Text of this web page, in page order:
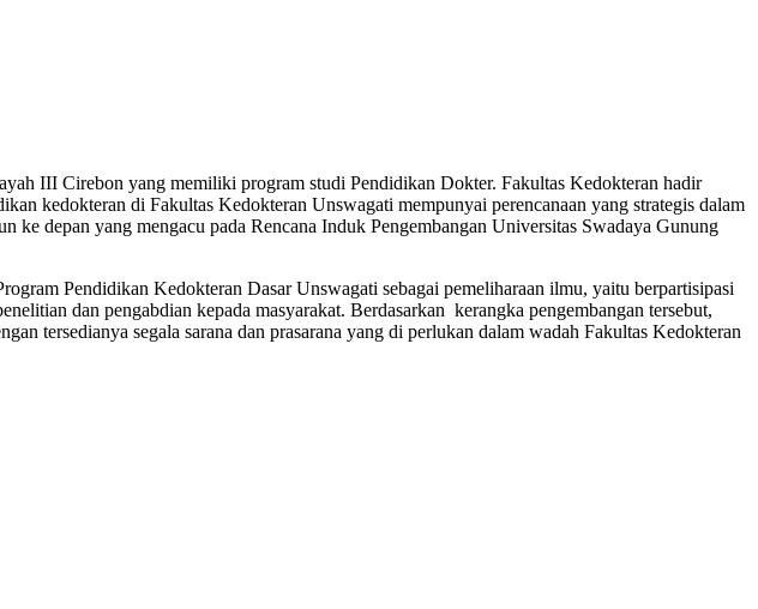
III Cirebon yang memiliki program studi Pendidikan Dokter. Fakultas Kedokteran hadir
kedokteran di Fakultas Kedokteran Unswagati mempunyai perencanaan yang strategis dalam
depan yang mengacu pada Rencana Induk Pengembangan Universitas Swadaya Gunung
Pendidikan Kedokteran Dasar Unswagati sebagai pemeliharaan ilmu, yaitu berpartisipasi
dan pengabdian kepada masyarakat. Berdasarkan kerangka pengembangan tersebut,
tersedianya segala sarana dan prasarana yang di perlukan dalam wadah Fakultas Kedokteran